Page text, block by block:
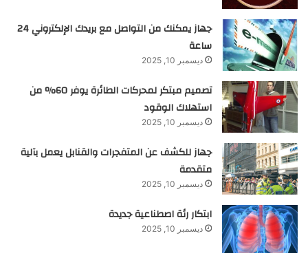
جهاز يمكنك من التواصل مع بريدك الإلكتروني 24
ساعة
ديسمبر 10, 2025
تصميم مبتكر لمحركات الطائرة يوفر 60% من
استهلاك الوقود
ديسمبر 10, 2025
جهاز للكشف عن المتفجرات والقنابل يعمل بآلية
متقدمة
ديسمبر 10, 2025
ابتكار رئة اصطناعية جديدة
ديسمبر 10, 2025